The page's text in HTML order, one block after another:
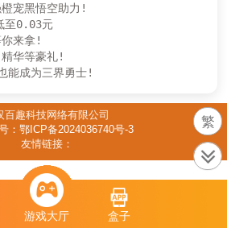
宠黑悟空助力!
至0.03元
来拿!
华等豪礼!
繁
百趣科技网络有限公司
：鄂ICP备2024036740号-3
友情链接：
游戏大厅 盒子